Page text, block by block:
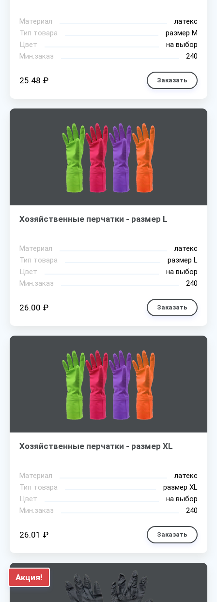
Материал
латекс
Тип товара
размер М
Цвет
на выбор
Мин.заказ
240
25.48 ₽ Заказать
Хозяйственные перчатки - размер L
Материал
латекс
Тип товара
размер L
Цвет
на выбор
Мин.заказ
240
26.00 ₽ Заказать
Хозяйственные перчатки - размер XL
Материал
латекс
Тип товара
размер XL
Цвет
на выбор
Мин.заказ
240
26.01 ₽ Заказать
Акция!